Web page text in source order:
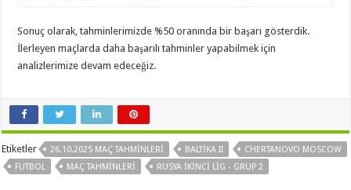
Sonuç olarak, tahminlerimizde %50 oranında bir başarı gösterdik.
İlerleyen maçlarda daha başarılı tahminler yapabilmek için
analizlerimize devam edeceğiz.
Etiketler 26.10.2025 MAÇ TAHMINLERI BALTIKA II
CHERTANOVO MOSCOW
FUTBOL
MAÇ TAHMINLERI RUSYA İKINCI LIG - GRUP 2